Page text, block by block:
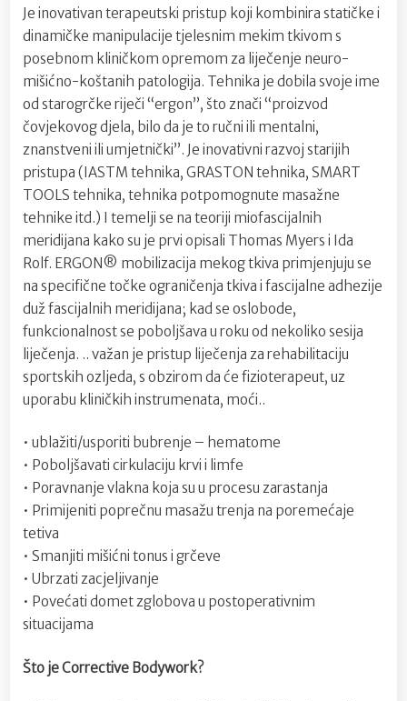
Je inovativan terapeutski pristup koji kombinira statičke i
dinamičke manipulacije tjelesnim mekim tkivom s
posebnom kliničkom opremom za liječenje neuro-
mišićno-koštanih patologija. Tehnika je dobila svoje ime
od starogrčke riječi “ergon”, što znači “proizvod
čovjekovog djela, bilo da je to ručni ili mentalni,
znanstveni ili umjetnički”. Je inovativni razvoj starijih
pristupa (IASTM tehnika, GRASTON tehnika, SMART
TOOLS tehnika, tehnika potpomognute masažne
tehnike itd.) I temelji se na teoriji miofascijalnih
meridijana kako su je prvi opisali Thomas Myers i Ida
Rolf. ERGON® mobilizacija mekog tkiva primjenjuju se
na specifične točke ograničenja tkiva i fascijalne adhezije
duž fascijalnih meridijana; kad se oslobode,
funkcionalnost se poboljšava u roku od nekoliko sesija
liječenja. .. važan je pristup liječenja za rehabilitaciju
sportskih ozljeda, s obzirom da će fizioterapeut, uz
uporabu kliničkih instrumenata, moći..
• ublažiti/usporiti bubrenje – hematome
• Poboljšavati cirkulaciju krvi i limfe
• Poravnanje vlakna koja su u procesu zarastanja
• Primijeniti poprečnu masažu trenja na poremećaje
tetiva
• Smanjiti mišićni tonus i grčeve
• Ubrzati zacjeljivanje
• Povećati domet zglobova u postoperativnim
situacijama
Što je Corrective Bodywork?